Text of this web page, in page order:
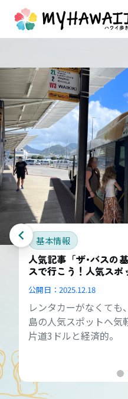
基本情報
人気記事「ザ･バスの
スで行こう！人気ス
羅！
公開日： 2025.12.18
レンタカーがなくても
島の人気スポットへ気
片道3ドルと経済的。